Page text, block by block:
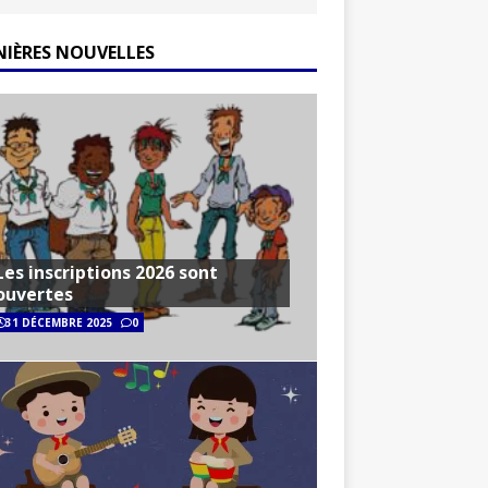
NOUVELLES
inscriptions 2026 sont
31 DÉCEMBRE 2025 0